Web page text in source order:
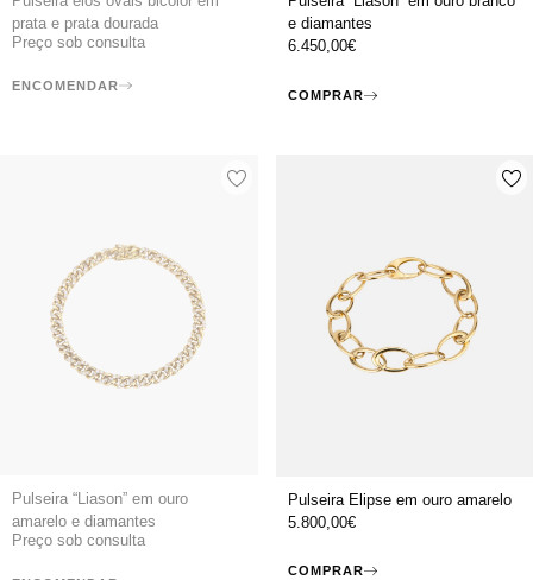
prata e prata dourada
Preço sob consulta
ENCOMENDAR
e diamantes
6.450,00€
COMPRAR
Pulseira “Liason” em ouro
amarelo e diamantes
Preço sob consulta
Pulseira Elipse em ouro amarelo
5.800,00€
COMPRAR